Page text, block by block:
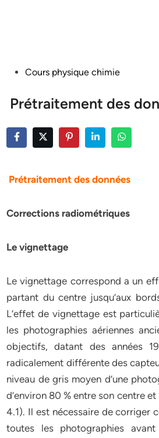
PostedCours physique chimie
Prétraitement des
Prétraitement des données
Corrections radiométriques
Le vignettage
Le vignettage correspond a un
partant du centre jusqu’aux
L’effet de vignettage est
les photographies aériennes
objectifs, datant des années
radicalement différente des
niveau de gris moyen d’une
d’environ 80 % entre son centre
4.1). Il est nécessaire de corriger
toutes les photographies